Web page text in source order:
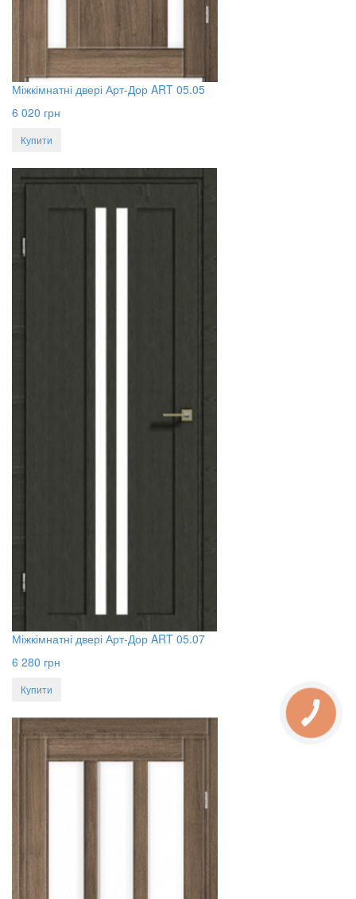
Міжкімнатні двері Арт-Дор ART 05.05
6 020 грн
Купити
Міжкімнатні двері Арт-Дор ART 05.07
6 280 грн
Купити